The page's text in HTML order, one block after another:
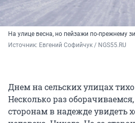
На улице весна, но пейзажи по-прежнему
Источник: Евгений Софийчук / NGS55.RU
Днем на сельских улицах
Несколько раз
сторонам в надежде увидеть